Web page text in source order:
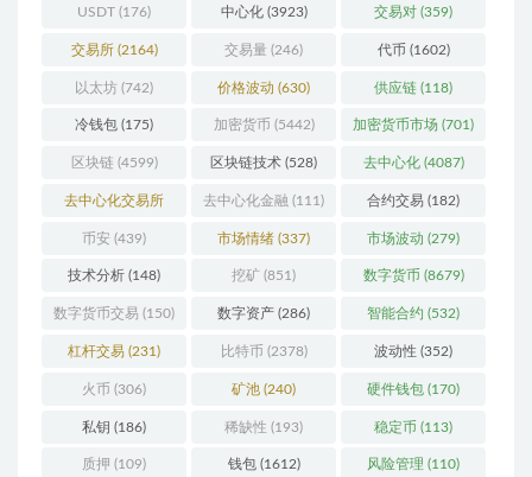
USDT (176) 中心化(3923) 交易对 (359)
交易所(2164) 交易量 (246) 代币 (1602)
以太坊 (742) 价格波动 (630) 供应链 (118)
冷钱包 (175) 加密货币 (5442) 加密货币市场 (701)
区块链(4599) 区块链技术 (528) 去中心化(4087)
去中心化交易所
(196)
去中心化金融 (111) 合约交易 (182)
币安 (439) 市场情绪 (337) 市场波动 (279)
技术分析 (148) 挖矿 (851) 数字货币 (8679)
数字货币交易 (150) 数字资产 (286) 智能合约 (532)
杠杆交易 (231) 比特币 (2378) 波动性 (352)
火币 (306) 矿池 (240) 硬件钱包 (170)
私钥 (186) 稀缺性 (193) 稳定币 (113)
质押 (109) 钱包(1612) 风险管理 (110)